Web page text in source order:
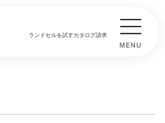
ランドセルを試すカタログ請求
MENU